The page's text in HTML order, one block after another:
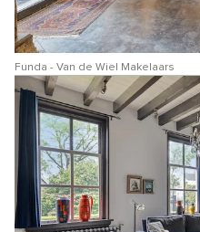
Funda - Van de Wiel Makelaars